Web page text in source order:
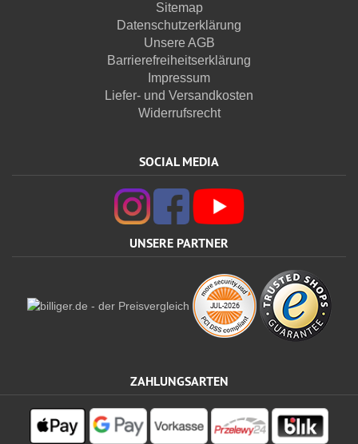
Sitemap
Datenschutzerklärung
Unsere AGB
Barrierefreiheitserklärung
Impressum
Liefer- und Versandkosten
Widerrufsrecht
SOCIAL MEDIA
UNSERE PARTNER
ZAHLUNGSARTEN